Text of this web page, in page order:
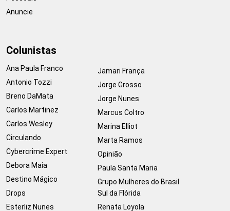
Anuncie
Colunistas
Ana Paula Franco
Antonio Tozzi
Breno DaMata
Carlos Martinez
Carlos Wesley
Circulando
Cybercrime Expert
Debora Maia
Destino Mágico
Drops
Esterliz Nunes
Jamari França
Jorge Grosso
Jorge Nunes
Marcus Coltro
Marina Elliot
Marta Ramos
Opinião
Paula Santa Maria
Grupo Mulheres do Brasil
Sul da Flórida
Renata Loyola